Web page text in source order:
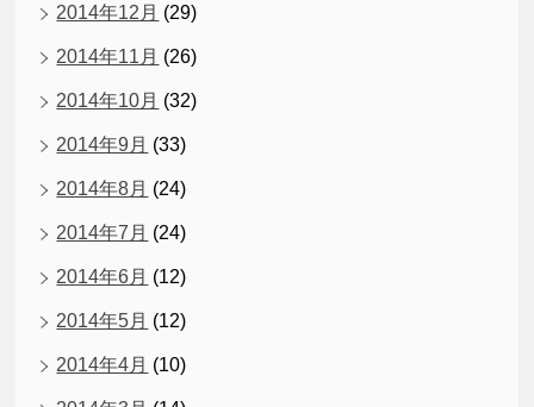
2014年12月 (29)
2014年11月 (26)
2014年10月 (32)
2014年9月 (33)
2014年8月 (24)
2014年7月 (24)
2014年6月 (12)
2014年5月 (12)
2014年4月 (10)